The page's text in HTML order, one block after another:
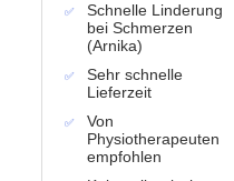
Schnelle Linderung
bei Schmerzen
(Arnika)
Sehr schnelle
Lieferzeit
Von
Physiotherapeuten
empfohlen